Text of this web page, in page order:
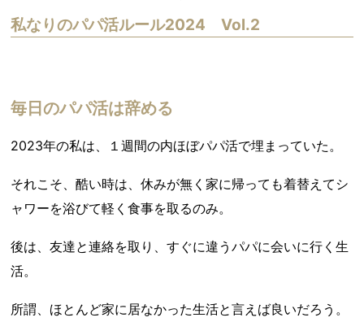
私なりのパパ活ルール2024 Vol.2
毎日のパパ活は辞める
2023年の私は、１週間の内ほぼパパ活で埋まっていた。
それこそ、酷い時は、休みが無く家に帰っても着替えてシ
ャワーを浴びて軽く食事を取るのみ。
後は、友達と連絡を取り、すぐに違うパパに会いに行く生
活。
所謂、ほとんど家に居なかった生活と言えば良いだろう。